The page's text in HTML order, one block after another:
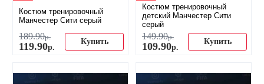
Костюм тренировочный
Манчестер Сити серый
189.90р.
119.90р.
Купить
Костюм тренировочный
детский Манчестер Сити
серый
149.90р.
109.90р.
Купить